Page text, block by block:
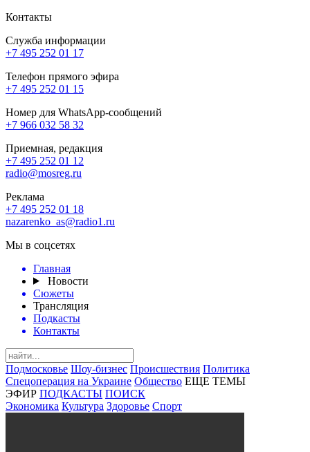
Контакты
Служба информации
+7 495 252 01 17
Телефон прямого эфира
+7 495 252 01 15
Номер для WhatsApp-сообщений
+7 966 032 58 32
Приемная, редакция
+7 495 252 01 12
radio@mosreg.ru
Реклама
+7 495 252 01 18
nazarenko_as@radio1.ru
Мы в соцсетях
Главная
Новости
Сюжеты
Трансляция
Подкасты
Контакты
Подмосковье Шоу-бизнес Происшествия Политика
Спецоперация на Украине Общество ЕЩЕ ТЕМЫ
ЭФИР ПОДКАСТЫ ПОИСК
Экономика Культура Здоровье Спорт